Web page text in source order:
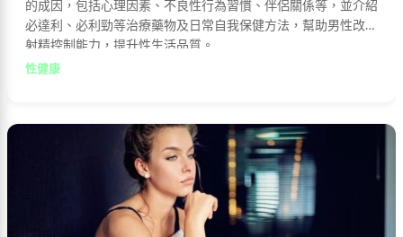
的成因，包括心理因素、不良性行為習慣、伴侶關係等，並介紹
必達利、必利勁等治療藥物及日常自我保健方法，幫助男性改善
射精控制能力，提升性生活品質。
性健康